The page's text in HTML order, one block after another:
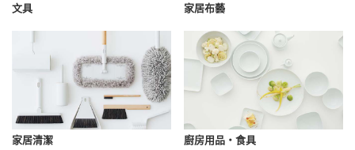
文具 家居布藝
家居清潔 廚房用品・食具